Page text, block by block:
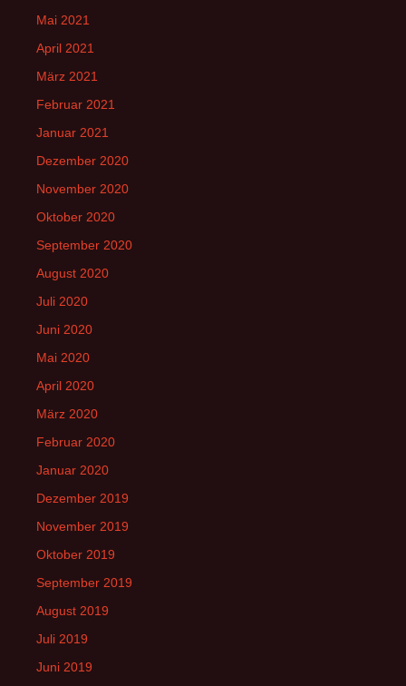
Mai 2021
April 2021
März 2021
Februar 2021
Januar 2021
Dezember 2020
November 2020
Oktober 2020
September 2020
August 2020
Juli 2020
Juni 2020
Mai 2020
April 2020
März 2020
Februar 2020
Januar 2020
Dezember 2019
November 2019
Oktober 2019
September 2019
August 2019
Juli 2019
Juni 2019